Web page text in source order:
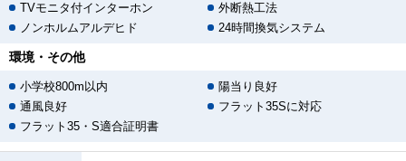
TVモニタ付インターホン
外断熱工法
ノンホルムアルデヒド
24時間換気システム
環境・その他
小学校800m以内
陽当り良好
通風良好
フラット35Sに対応
フラット35・S適合証明書